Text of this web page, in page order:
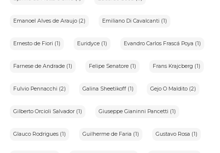
Emanoel Alves de Araujo (2) Emiliano Di Cavalcanti (1)
Ernesto de Fiori (1) Euridyce (1) Evandro Carlos Frascá Poya (1)
Farnese de Andrade (1) Felipe Senatore (1) Frans Krajcberg (1)
Fulvio Pennacchi (2) Galina Sheetikoff (1) Gejo O Maldito (2)
Gilberto Orcioli Salvador (1) Giuseppe Gianinni Pancetti (1)
Glauco Rodrigues (1) Guilherme de Faria (1) Gustavo Rosa (1)